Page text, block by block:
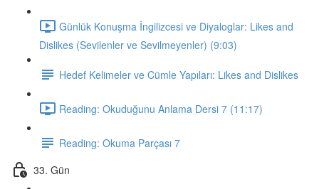
Günlük Konuşma İngilizcesi ve Diyaloglar: Likes and
Dislikes (Sevilenler ve Sevilmeyenler) (9:03)
Hedef Kelimeler ve Cümle Yapıları: Likes and Dislikes
Reading: Okuduğunu Anlama Dersi 7 (11:17)
Reading: Okuma Parçası 7
33. Gün